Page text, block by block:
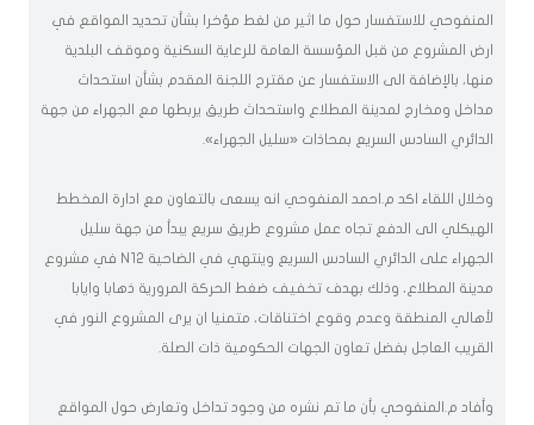
المنفوحي للاستفسار حول ما اثير من لغط مؤخرا بشأن تحديد المواقع في
ارض المشروع من قبل المؤسسة العامة للرعاية السكنية وموقف البلدية
منها، بالإضافة الى الاستفسار عن مقترح اللجنة المقدم بشأن استحداث
مداخل ومخارج لمدينة المطلاع واستحداث طريق يربطها مع الجهراء من جهة
الدائري السادس السريع بمحاذات «سليل الجهراء».
وخلال اللقاء اكد م.احمد المنفوحي انه يسعى بالتعاون مع ادارة المخطط
الهيكلي الى الدفع تجاه عمل مشروع طريق سريع يبدأ من جهة سليل
الجهراء على الدائري السادس السريع وينتهي في الضاحية N12 في مشروع
مدينة المطلاع، وذلك بهدف تخفيف ضغط الحركة المرورية ذهابا وايابا
لأهالي المنطقة وعدم وقوع اختناقات، متمنيا ان يرى المشروع النور في
القريب العاجل بفضل تعاون الجهات الحكومية ذات الصلة.
وأفاد م.المنفوحي بأن ما تم نشره من وجود تداخل وتعارض حول المواقع